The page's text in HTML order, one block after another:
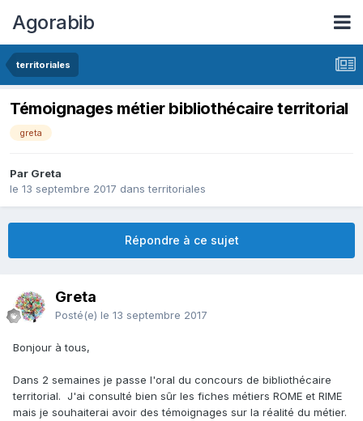
Agorabib
territoriales
Témoignages métier bibliothécaire territorial
greta
Par Greta
le 13 septembre 2017 dansterritoriales
Répondre à ce sujet
Greta
Posté(e) le 13 septembre 2017
Bonjour à tous,
Dans 2 semaines je passe l'oral du concours de bibliothécaire
territorial. J'ai consulté bien sûr les fiches métiers ROME et RIME
mais je souhaiterai avoir des témoignages sur la réalité du métier.